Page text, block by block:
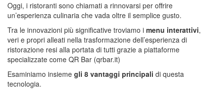
Oggi, i ristoranti sono chiamati a rinnovarsi per offrire
un’esperienza culinaria che vada oltre il semplice gusto.
Tra le innovazioni più significative troviamo i menu interattivi,
veri e propri alleati nella trasformazione dell’esperienza di
ristorazione resi alla portata di tutti grazie a piattaforme
specializzate come QR Bar (qrbar.it)
Esaminiamo insieme gli 8 vantaggi principali di questa
tecnologia.